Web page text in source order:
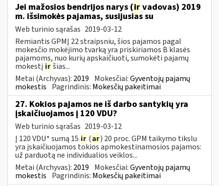
Jei mažosios bendrijos narys (ir vadovas) 2019
m. išsimokės pajamas, susijusias su
Web turinio sąrašas 2019-03-12
Remiantis GPMĮ 22 straipsniu, šios pajamos pagal
mokesčio mokėjimo tvarką yra priskiriamos B klasės
pajamoms, nuo kurių apskaičiuoti, sumokėti pajamų
mokestį iršias...
Metai (Archyvas): 2019 Mokesčiai:Gyventojų pajamų
mokestis Pagrindinis: Mokesčių pakeitimai
27. Kokios pajamos ne iš darbo santykių yra
įskaičiuojamos į 120 VDU?
Web turinio sąrašas 2019-03-12
Į 120 VDU* sumą 15 ir (ar) 20 proc. GPM taikymo tikslu
yra įskaičiuojamos tokios apmokestinamosios pajamos:
už parduotą ne individualios veiklos...
Metai (Archyvas): 2019 Mokesčiai:Gyventojų pajamų
mokestis Pagrindinis: Mokesčių pakeitimai